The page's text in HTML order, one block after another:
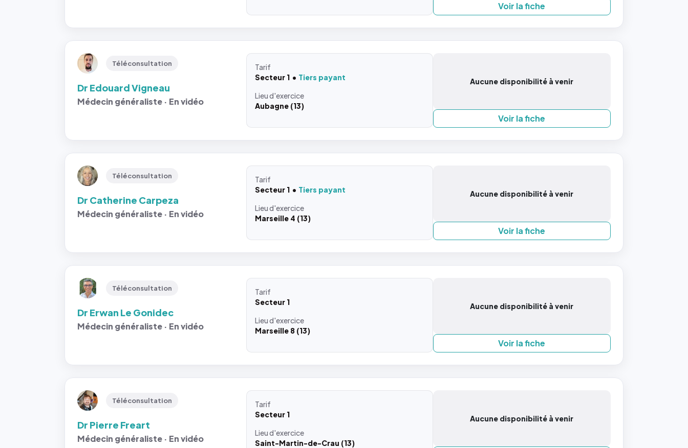
Voir la fiche
Téléconsultation
Dr Edouard Vigneau
Médecin généraliste · En vidéo
Tarif
Secteur 1
Tiers payant
Lieud'exercice
Aubagne (13)
Aucune disponibilité à venir
Voir la fiche
Téléconsultation
Dr Catherine Carpeza
Médecin généraliste · En vidéo
Tarif
Secteur 1
Tiers payant
Lieud'exercice
Marseille 4 (13)
Aucune disponibilité à venir
Voir la fiche
Téléconsultation
Dr Erwan Le Gonidec
Médecin généraliste · En vidéo
Tarif
Secteur 1
Lieud'exercice
Marseille 8 (13)
Aucune disponibilité à venir
Voir la fiche
Téléconsultation
Dr Pierre Freart
Médecin généraliste · En vidéo
Tarif
Secteur 1
Lieud'exercice
Saint-Martin-de-Crau (13)
Aucune disponibilité à venir